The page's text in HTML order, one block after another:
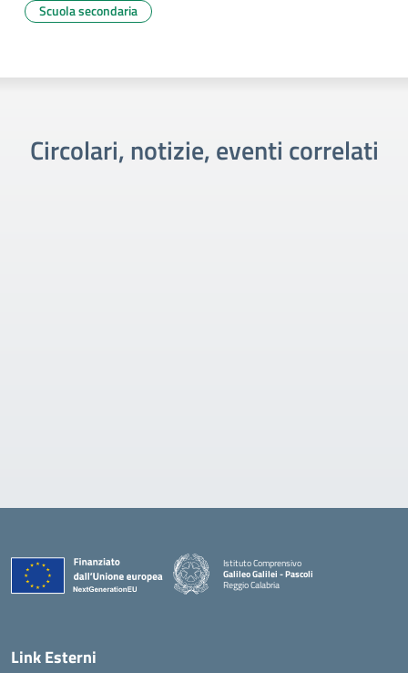
Scuola secondaria
Circolari, notizie, eventi correlati
Istituto Comprensivo
Galileo Galilei - Pascoli
Reggio Calabria
Link Esterni